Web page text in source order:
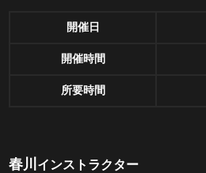
開催日
開催時間
所要時間
春川 インストラクター